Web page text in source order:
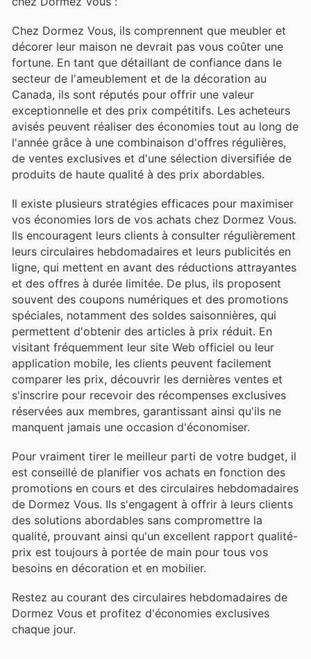
Chez Dormez Vous, ils comprennent que meubler et
décorer leur maison ne devrait pas vous coûter une
fortune. En tant que détaillant de confiance dans le
secteur de l'ameublement et de la décoration au
Canada, ils sont réputés pour offrir une valeur
exceptionnelle et des prix compétitifs. Les acheteurs
avisés peuvent réaliser des économies tout au long de
l'année grâce à une combinaison d'offres régulières,
de ventes exclusives et d'une sélection diversifiée de
produits de haute qualité à des prix abordables.
Il existe plusieurs stratégies efficaces pour maximiser
vos économies lors de vos achats chez Dormez Vous.
Ils encouragent leurs clients à consulter régulièrement
leurs circulaires hebdomadaires et leurs publicités en
ligne, qui mettent en avant des réductions attrayantes
et des offres à durée limitée. De plus, ils proposent
souvent des coupons numériques et des promotions
spéciales, notamment des soldes saisonnières, qui
permettent d'obtenir des articles à prix réduit. En
visitant fréquemment leur site Web officiel ou leur
application mobile, les clients peuvent facilement
comparer les prix, découvrir les dernières ventes et
s'inscrire pour recevoir des récompenses exclusives
réservées aux membres, garantissant ainsi qu'ils ne
manquent jamais une occasion d'économiser.
Pour vraiment tirer le meilleur parti de votre budget, il
est conseillé de planifier vos achats en fonction des
promotions en cours et des circulaires hebdomadaires
de Dormez Vous. Ils s'engagent à offrir à leurs clients
des solutions abordables sans compromettre la
qualité, prouvant ainsi qu'un excellent rapport qualité-
prix est toujours à portée de main pour tous vos
besoins en décoration et en mobilier.
Restez au courant des circulaires hebdomadaires de
Dormez Vous et profitez d'économies exclusives
chaque jour.